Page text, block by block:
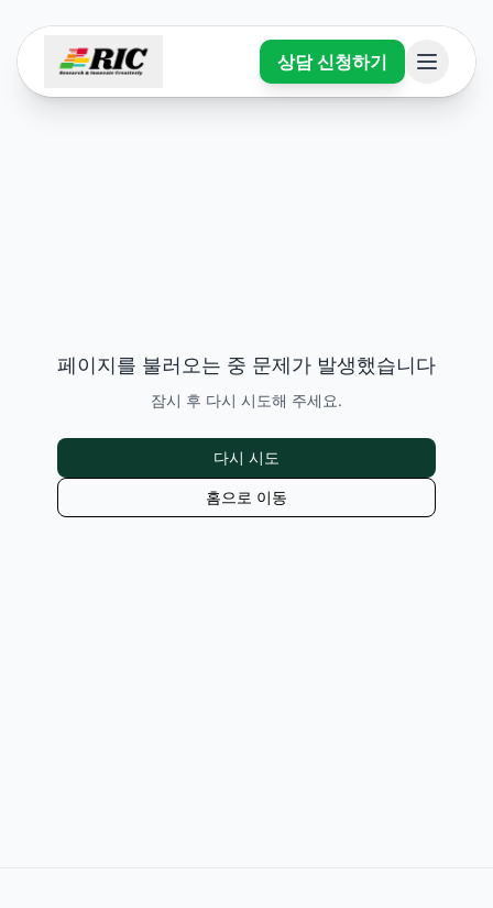
상담 신청하기
페이지를 불러오는 중 문제가 발생했습니다
잠시 후 다시 시도해 주세요.
다시 시도
홈으로 이동